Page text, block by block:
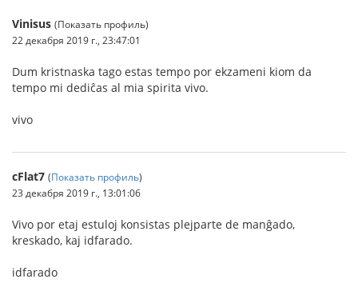
Vinisus (Показать профиль)
22 декабря 2019 г., 23:47:01
Dum kristnaska tago estas tempo por ekzameni kiom da
tempo mi dediĉas al mia spirita vivo.
vivo
cFlat7 (Показать профиль)
23 декабря 2019 г., 13:01:06
Vivo por etaj estuloj konsistas plejparte de manĝado,
kreskado, kaj idfarado.
idfarado